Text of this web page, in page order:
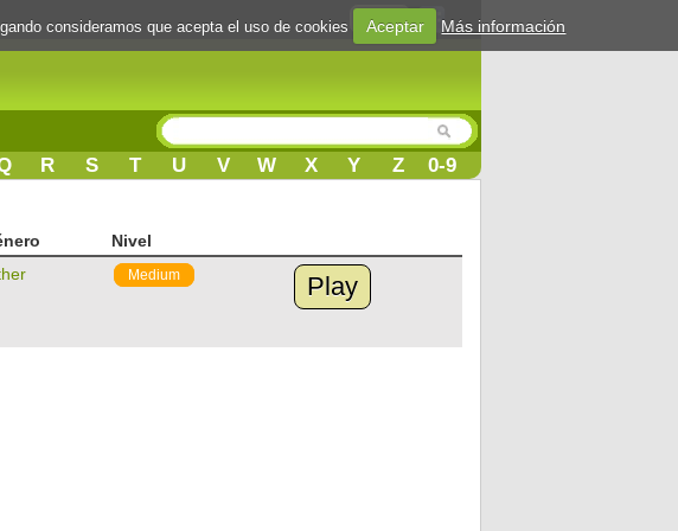
Login
R S T U V W X Y Z 0-9
Nivel
Medium Play
consideramos que acepta el uso de cookies Aceptar Más información